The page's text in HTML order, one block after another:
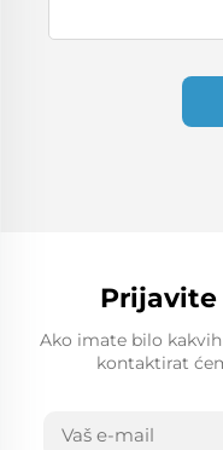
Prijavite
Ako imate bilo
kontaktirat